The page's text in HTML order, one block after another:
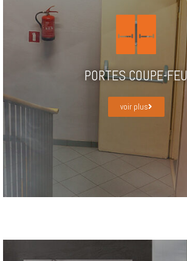
voir plus
PORTES COUPE-FEU